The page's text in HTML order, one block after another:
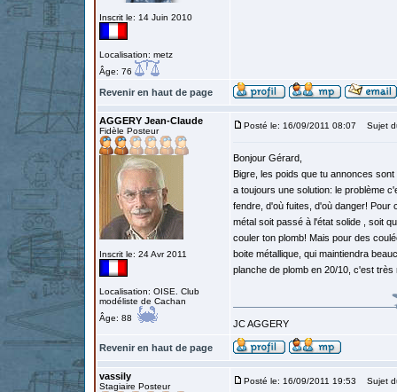
Inscrit le: 14 Juin 2010
Localisation: metz
Âge: 76
Revenir en haut de page
AGGERY Jean-Claude
Fidèle Posteur
Inscrit le: 24 Avr 2011
Localisation: OISE. Club
modéliste de Cachan
Âge: 88
Posté le: 16/09/2011 08:07 Sujet
Bonjour Gérard,
Bigre, les poids que tu annonces
a toujours une solution: le problème
fendre, d'où fuites, d'où danger! Pour
métal soit passé à l'état solide , soit
couler ton plomb! Mais pour des
boite métallique, qui maintiendra
planche de plomb en 20/10, c'est
JC AGGERY
Revenir en haut de page
vassily
Stagiaire Posteur
Posté le: 16/09/2011 19:53 Sujet